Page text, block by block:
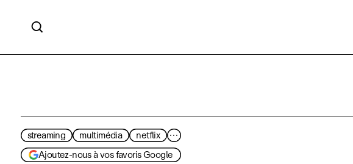

streaming multimédia netflix
···
Ajoutez-nous à vos favoris Google